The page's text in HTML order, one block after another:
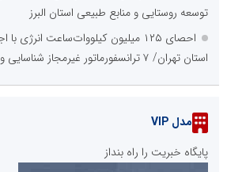
توسعه روستایی و منابع طبیعی استان البرز
احصای ۱۲۵ میلیون کیلووات‌ساعت
استان تهران/ ۷ ترانسفورماتور غیرمجاز شناسایی و جمع‌آوری شد
مدل VIP
پایگاه خبریت را راه بنداز